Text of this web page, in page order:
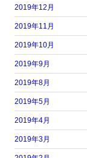
2019年12月
2019年11月
2019年10月
2019年9月
2019年8月
2019年5月
2019年4月
2019年3月